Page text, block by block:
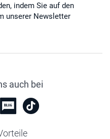
indem Sie auf den
unserer Newsletter
auch bei